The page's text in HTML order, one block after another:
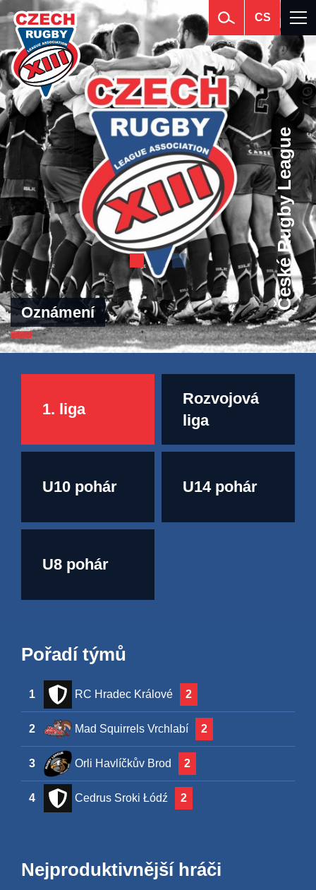
CS
Oznámení
České Rugby League
1. liga
Rozvojová
liga
U10 pohár U14 pohár
U8 pohár
Pořadí týmů
1 RC Hradec Králové 2
2 Mad Squirrels Vrchlabí 2
3 Orli Havlíčkův Brod 2
4 Cedrus Sroki Łódź 2
Nejproduktivnější hráči